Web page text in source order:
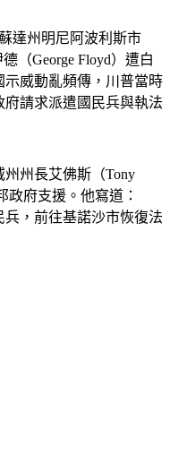
達州明尼阿波利斯市
（George Floyd）遭白
威動亂頻傳，川普當時
請求派遣國民兵與執法
州長艾佛斯（Tony
政府支援。他寫道：
，前往基諾沙市恢復法